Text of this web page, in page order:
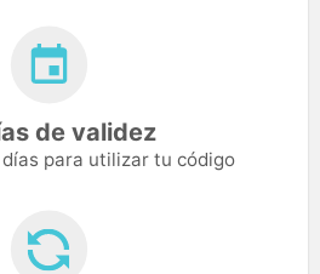
de validez
para utilizar tu código